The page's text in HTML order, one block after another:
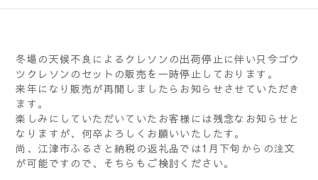
冬場の天候不良によるクレソンの出荷停止に伴い只今ゴウ
ツクレソンのセットの販売を一時停止しております。
来年になり販売が再開しましたらお知らせさせていただき
ます。
楽しみにしていただいていたお客様には残念なお知らせと
なりますが、何卒よろしくお願いいたしたす。
尚、江津市ふるさと納税の返礼品では1月下旬からの注文
が可能ですので、そちらもご検討ください。